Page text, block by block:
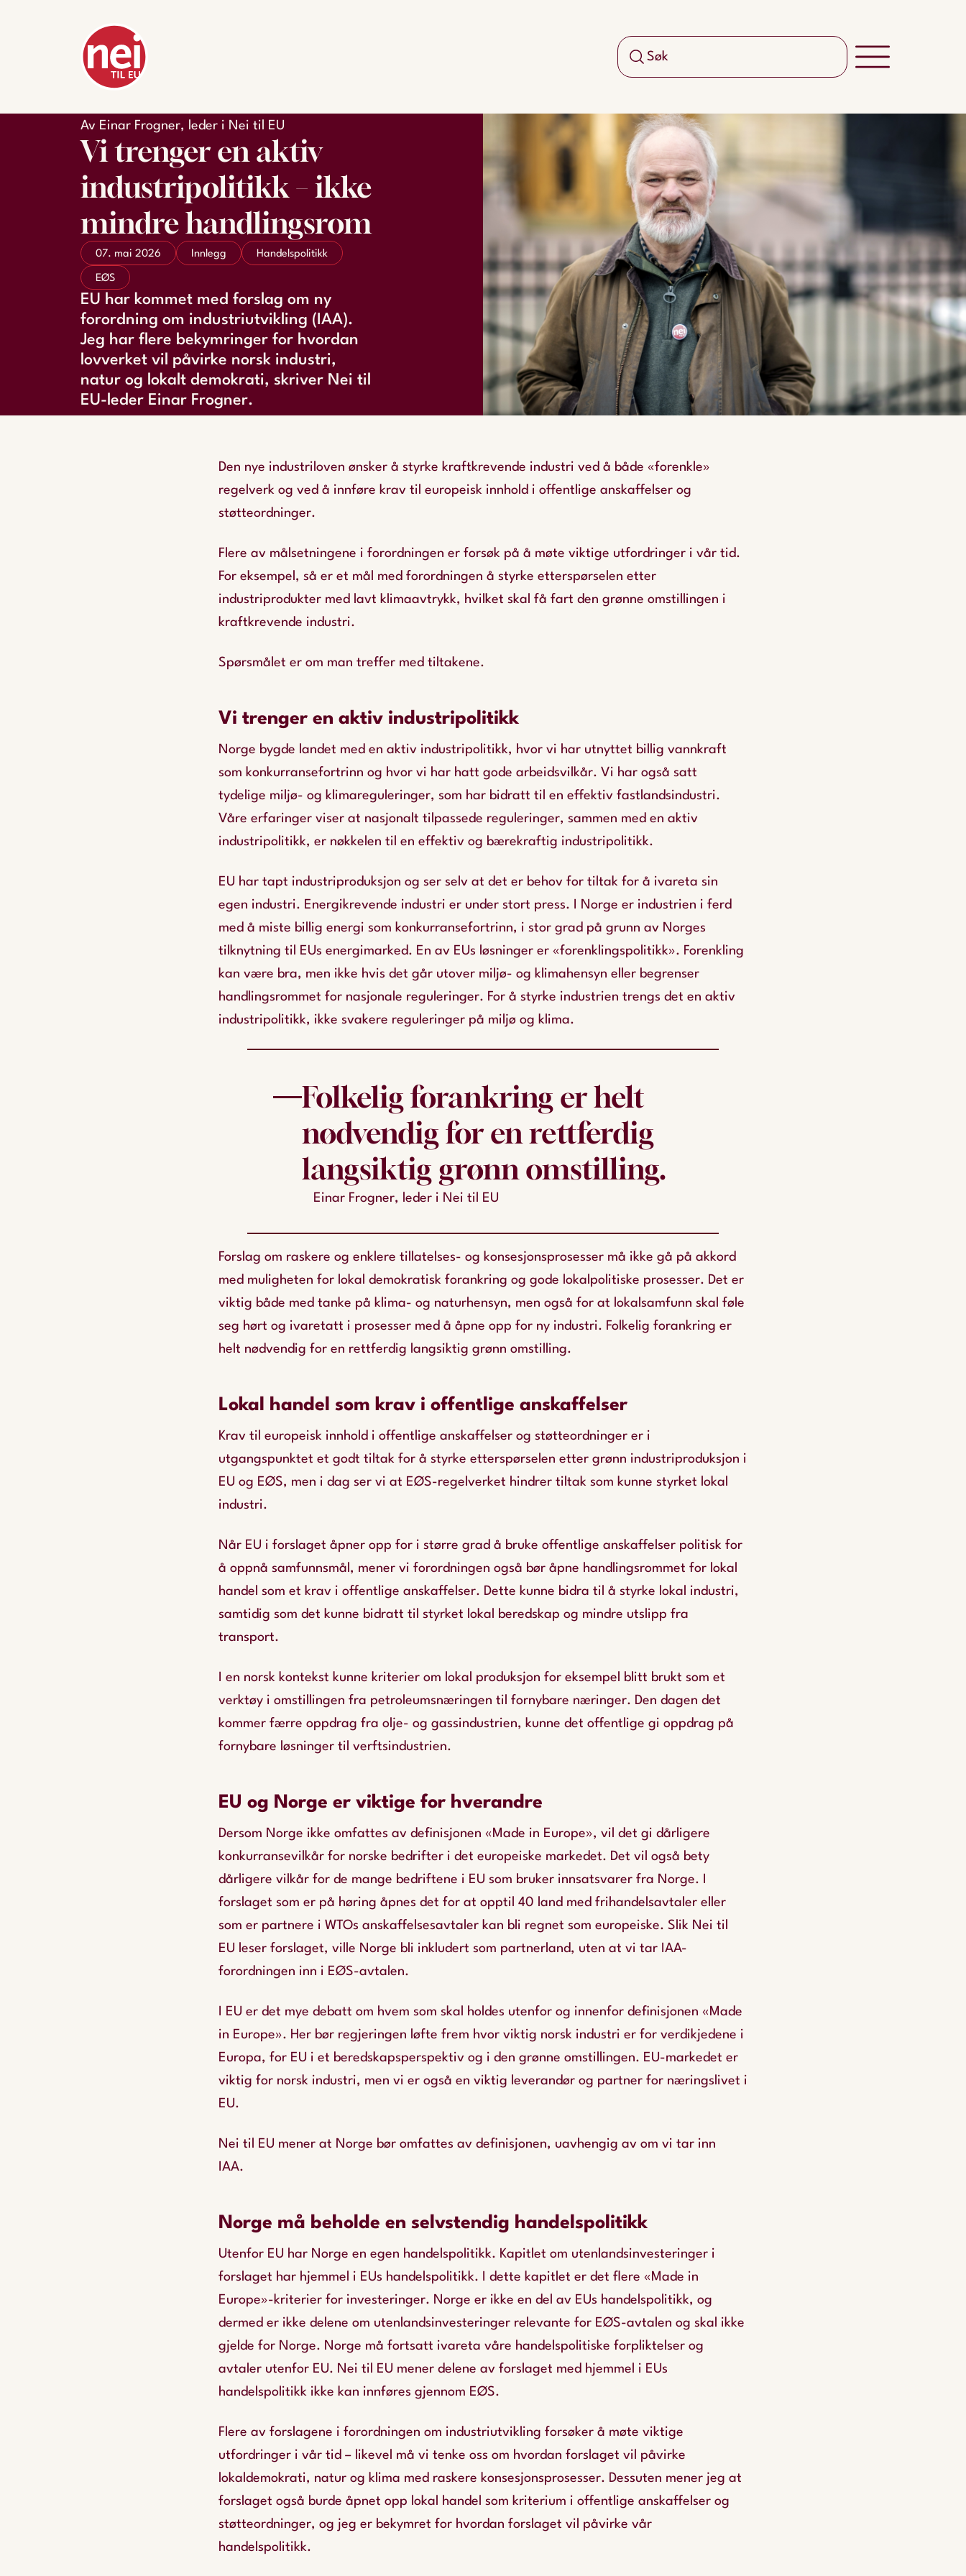
Av Einar Frogner, leder i Nei til EU
Vi trenger en aktiv
industripolitikk – ikke
mindre handlingsrom
07. mai 2026 Innlegg Handelspolitikk
EØS
EU har kommet med forslag om ny
forordning om industriutvikling (IAA).
Jeg har flere bekymringer for hvordan
lovverket vil påvirke norsk industri,
natur og lokalt demokrati, skriver Nei til
EU-leder Einar Frogner.
Den nye industriloven ønsker å styrke kraftkrevende industri ved å både «forenkle»
regelverk og ved å innføre krav til europeisk innhold i offentlige anskaffelser og
støtteordninger.
Flere av målsetningene i forordningen er forsøk på å møte viktige utfordringer i vår tid.
For eksempel, så er et mål med forordningen å styrke etterspørselen etter
industriprodukter med lavt klimaavtrykk, hvilket skal få fart den grønne omstillingen i
kraftkrevende industri.
Spørsmålet er om man treffer med tiltakene.
Vi trenger en aktiv industripolitikk
Norge bygde landet med en aktiv industripolitikk, hvor vi har utnyttet billig vannkraft
som konkurransefortrinn og hvor vi har hatt gode arbeidsvilkår. Vi har også satt
tydelige miljø- og klimareguleringer, som har bidratt til en effektiv fastlandsindustri.
Våre erfaringer viser at nasjonalt tilpassede reguleringer, sammen med en aktiv
industripolitikk, er nøkkelen til en effektiv og bærekraftig industripolitikk.
EU har tapt industriproduksjon og ser selv at det er behov for tiltak for å ivareta sin
egen industri. Energikrevende industri er under stort press. I Norge er industrien i ferd
med å miste billig energi som konkurransefortrinn, i stor grad på grunn av Norges
tilknytning til EUs energimarked. En av EUs løsninger er «forenklingspolitikk». Forenkling
kan være bra, men ikke hvis det går utover miljø- og klimahensyn eller begrenser
handlingsrommet for nasjonale reguleringer. For å styrke industrien trengs det en aktiv
industripolitikk, ikke svakere reguleringer på miljø og klima.
Folkelig forankring er helt
nødvendig for en rettferdig
langsiktig grønn omstilling.
Einar Frogner, leder i Nei til EU
Forslag om raskere og enklere tillatelses- og konsesjonsprosesser må ikke gå på akkord
med muligheten for lokal demokratisk forankring og gode lokalpolitiske prosesser. Det er
viktig både med tanke på klima- og naturhensyn, men også for at lokalsamfunn skal føle
seg hørt og ivaretatt i prosesser med å åpne opp for ny industri. Folkelig forankring er
helt nødvendig for en rettferdig langsiktig grønn omstilling.
Lokal handel som krav i offentlige anskaffelser
Krav til europeisk innhold i offentlige anskaffelser og støtteordninger er i
utgangspunktet et godt tiltak for å styrke etterspørselen etter grønn industriproduksjon i
EU og EØS, men i dag ser vi at EØS-regelverket hindrer tiltak som kunne styrket lokal
industri.
Når EU i forslaget åpner opp for i større grad å bruke offentlige anskaffelser politisk for
å oppnå samfunnsmål, mener vi forordningen også bør åpne handlingsrommet for lokal
handel som et krav i offentlige anskaffelser. Dette kunne bidra til å styrke lokal industri,
samtidig som det kunne bidratt til styrket lokal beredskap og mindre utslipp fra
transport.
I en norsk kontekst kunne kriterier om lokal produksjon for eksempel blitt brukt som et
verktøy i omstillingen fra petroleumsnæringen til fornybare næringer. Den dagen det
kommer færre oppdrag fra olje- og gassindustrien, kunne det offentlige gi oppdrag på
fornybare løsninger til verftsindustrien.
EU og Norge er viktige for hverandre
Dersom Norge ikke omfattes av definisjonen «Made in Europe», vil det gi dårligere
konkurransevilkår for norske bedrifter i det europeiske markedet. Det vil også bety
dårligere vilkår for de mange bedriftene i EU som bruker innsatsvarer fra Norge. I
forslaget som er på høring åpnes det for at opptil 40 land med frihandelsavtaler eller
som er partnere i WTOs anskaffelsesavtaler kan bli regnet som europeiske. Slik Nei til
EU leser forslaget, ville Norge bli inkludert som partnerland, uten at vi tar IAA-
forordningen inn i EØS-avtalen.
I EU er det mye debatt om hvem som skal holdes utenfor og innenfor definisjonen «Made
in Europe». Her bør regjeringen løfte frem hvor viktig norsk industri er for verdikjedene i
Europa, for EU i et beredskapsperspektiv og i den grønne omstillingen. EU-markedet er
viktig for norsk industri, men vi er også en viktig leverandør og partner for næringslivet i
EU.
Nei til EU mener at Norge bør omfattes av definisjonen, uavhengig av om vi tar inn
IAA.
Norge må beholde en selvstendig handelspolitikk
Utenfor EU har Norge en egen handelspolitikk. Kapitlet om utenlandsinvesteringer i
forslaget har hjemmel i EUs handelspolitikk. I dette kapitlet er det flere «Made in
Europe»-kriterier for investeringer. Norge er ikke en del av EUs handelspolitikk, og
dermed er ikke delene om utenlandsinvesteringer relevante for EØS-avtalen og skal ikke
gjelde for Norge. Norge må fortsatt ivareta våre handelspolitiske forpliktelser og
avtaler utenfor EU. Nei til EU mener delene av forslaget med hjemmel i EUs
handelspolitikk ikke kan innføres gjennom EØS.
Flere av forslagene i forordningen om industriutvikling forsøker å møte viktige
utfordringer i vår tid – likevel må vi tenke oss om hvordan forslaget vil påvirke
lokaldemokrati, natur og klima med raskere konsesjonsprosesser. Dessuten mener jeg at
forslaget også burde åpnet opp lokal handel som kriterium i offentlige anskaffelser og
støtteordninger, og jeg er bekymret for hvordan forslaget vil påvirke vår
handelspolitikk.